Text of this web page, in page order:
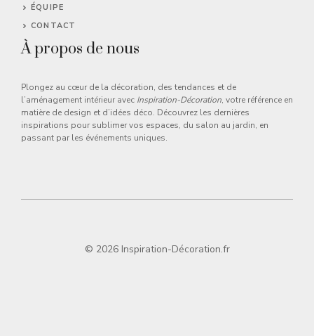
ÉQUIPE
CONTACT
À propos de nous
Plongez au cœur de la décoration, des tendances et de
l’aménagement intérieur avec Inspiration-Décoration, votre référence en
matière de design et d’idées déco. Découvrez les dernières
inspirations pour sublimer vos espaces, du salon au jardin, en
passant par les événements uniques.
© 2026 Inspiration-Décoration.fr